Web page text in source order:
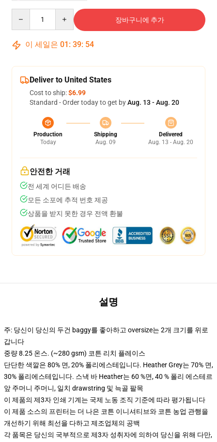
장바구니에 추가
이 세일은 01 : 39: 54
Deliver to United States
Cost to ship:$6.99
Standard - Order today to get byAug. 13 - Aug. 20
Production
Today
Shipping
Aug. 09
Delivered
Aug. 13 - Aug. 20
안전한 거래
전 세계 어디든 배송
모든 소포에 추적 번호 제공
상품을 받지 못한 경우 전액 환불
설명
주: 당신이 당신의 두건 baggy를 좋아하고 oversize는 2개 크기를 위로
갑니다
중량 8.25 온스. (~280 gsm) 코튼 리치 플레이스
단단한 색깔은 80% 면, 20% 폴리에스테입니다. Heather Grey는 70% 면,
30% 폴리에스테입니다. 스낵 바 Heather는 60 %면, 40 % 폴리 에스테르
앞 주머니 주머니, 일치 drawstring 및 늑골 팔목
이 제품의 제3자 인쇄 기계는 국제 노동 조직 기준에 따라 평가됩니다
이 제품 소스의 프린터는 더 나은 코튼 이니셔티브와 코튼 농업 관행을
개선하기 위해 최선을 다하고 제조업체의 공백
각 품목은 당신의 국부적으로 제3자 성취자에 의하여 당신을 위해 다만,